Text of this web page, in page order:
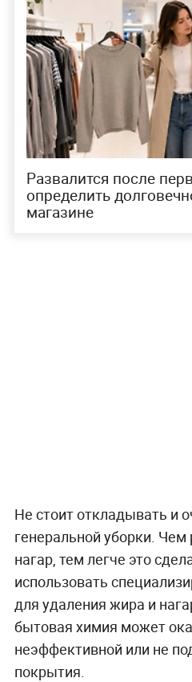
Развалится после
определить
магазине
Не стоит откладывать и
генеральной уборки.
нагар, тем легче это
использовать
для удаления жира и
бытовая химия может
неэффективной или не
покрытия.